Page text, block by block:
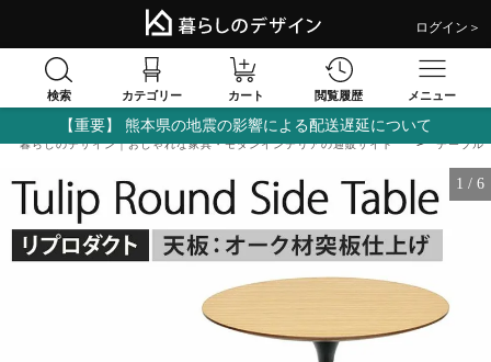
ログイン＞
検索 カテゴリー カート 閲覧履歴 メニュー
【重要】 熊本県の地震の影響による配送遅延について
暮らしのデザイン｜おしゃれな家具・モダンインテリアの通販サイト テーブル
1 / 6